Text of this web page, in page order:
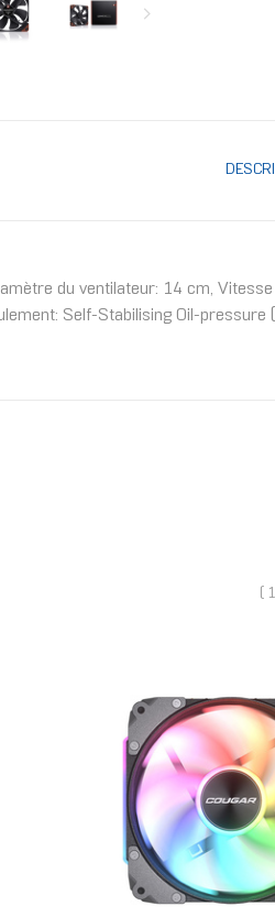
du ventilateur: 14 cm,
Self-Stabilising Oil-
(